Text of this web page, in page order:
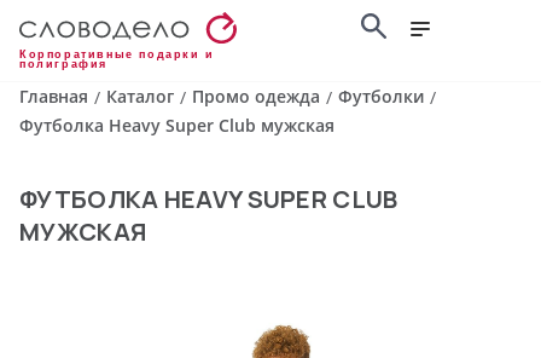
Корпоративные подарки и
полиграфия
Главная / Каталог / Промо одежда / Футболки /
Футболка Heavy Super Club мужская
ФУТБОЛКА HEAVY SUPER CLUB
МУЖСКАЯ